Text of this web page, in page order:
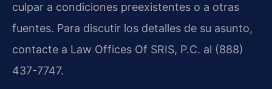
culpar a condiciones preexistentes o a otras
fuentes. Para discutir los detalles de su asunto,
contacte a Law Offices Of SRIS, P.C. al (888)
437-7747.